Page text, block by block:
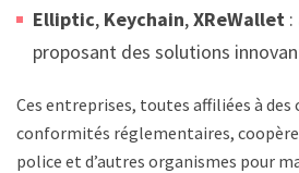
Elliptic, Keychain,XReWallet
proposant des solutions
Ces entreprises, toutes affiliées à
conformités réglementaires,
police et d’autres organismes pour